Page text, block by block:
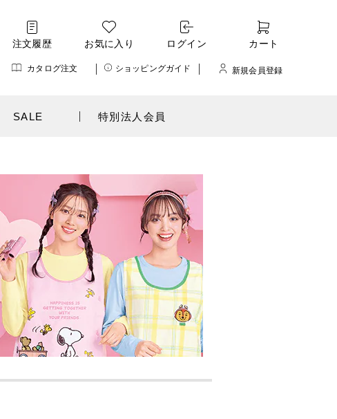
注文履歴 お気に入り ログイン カート
カタログ注文 ショッピングガイド 新規会員登録
SALE 特別法人会員